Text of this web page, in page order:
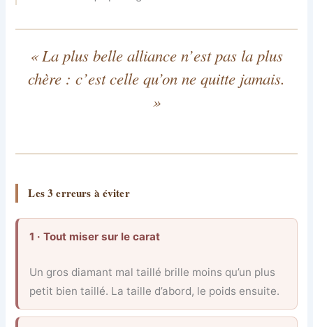
« La plus belle alliance n’est pas la plus
chère : c’est celle qu’on ne quitte jamais.
»
Les 3 erreurs à éviter
1 · Tout miser sur le carat
Un gros diamant mal taillé brille moins qu’un plus
petit bien taillé. La taille d’abord, le poids ensuite.